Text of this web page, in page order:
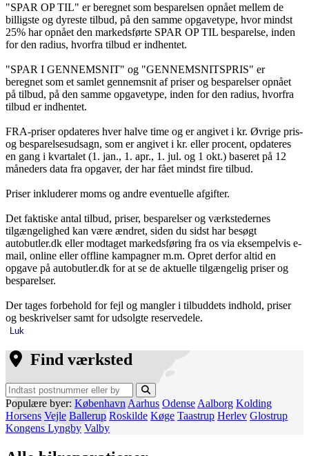
"SPAR OP TIL" er beregnet som besparelsen opnået mellem de
billigste og dyreste tilbud, på den samme opgavetype, hvor mindst
25% har opnået den markedsførte SPAR OP TIL besparelse, inden
for den radius, hvorfra tilbud er indhentet.
"SPAR I GENNEMSNIT" og "GENNEMSNITSPRIS" er
beregnet som et samlet gennemsnit af priser og besparelser opnået
på tilbud, på den samme opgavetype, inden for den radius, hvorfra
tilbud er indhentet.
FRA-priser opdateres hver halve time og er angivet i kr. Øvrige pris-
og besparelsesudsagn, som er angivet i kr. eller procent, opdateres
en gang i kvartalet (1. jan., 1. apr., 1. jul. og 1 okt.) baseret på 12
måneders data fra opgaver, der har fået mindst fire tilbud.
Priser inkluderer moms og andre eventuelle afgifter.
Det faktiske antal tilbud, priser, besparelser og værkstedernes
tilgængelighed kan være ændret, siden du sidst har besøgt
autobutler.dk eller modtaget markedsføring fra os via eksempelvis e-
mail, online eller offline kampagner m.m. Opret derfor altid en
opgave på autobutler.dk for at se de aktuelle tilgængelig priser og
besparelser.
Der tages forbehold for fejl og mangler i tilbuddets indhold, priser
og beskrivelser samt for udsolgte reservedele.
Luk
Find værksted
Populære byer: København Aarhus Odense Aalborg Kolding
Horsens Vejle Ballerup Roskilde Køge Taastrup Herlev Glostrup
Kongens Lyngby Valby